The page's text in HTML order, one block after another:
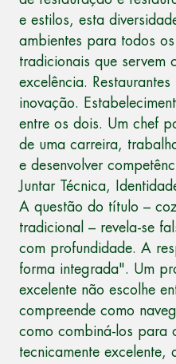
e estilos, esta
ambientes para todos
tradicionais que servem
excelência.
inovação.
entre os dois. Um chef
de uma carreira,
e desenvolver
Juntar Técnica,
A questão do título –
tradicional – revela-se
com profundidade. A
forma integrada". Um
excelente não escolhe
compreende como
como combiná-los para
tecnicamente excelente,